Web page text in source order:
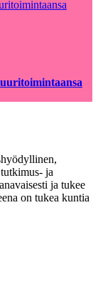
ja
ja tukee
on tukea kuntia